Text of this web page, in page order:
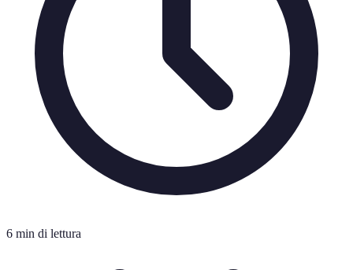
6 min di lettura